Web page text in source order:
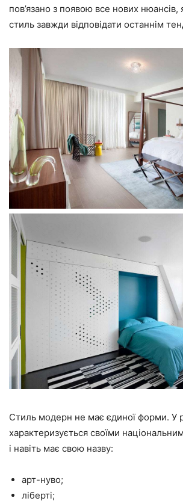
пов’язано з появою все нових нюансів,
стиль завжди відповідати останнім
Стиль модерн не має єдиної форми. У
характеризується своїми
і навіть має свою назву:
арт-нуво;
ліберті;